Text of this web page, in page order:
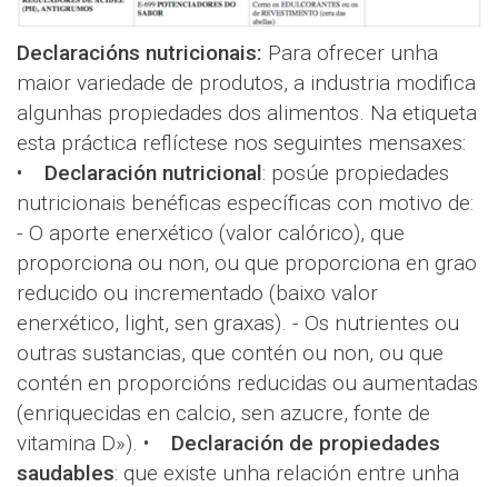
Declaracións nutricionais: Para ofrecer unha
maior variedade de produtos, a industria modifica
algunhas propiedades dos alimentos. Na etiqueta
esta práctica reflíctese nos seguintes mensaxes:
• Declaración nutricional: posúe propiedades
nutricionais benéficas específicas con motivo de:
- O aporte enerxético (valor calórico), que
proporciona ou non, ou que proporciona en grao
reducido ou incrementado (baixo valor
enerxético, light, sen graxas). - Os nutrientes ou
outras sustancias, que contén ou non, ou que
contén en proporcións reducidas ou aumentadas
(enriquecidas en calcio, sen azucre, fonte de
vitamina D»). •
Declaración de propiedades
saudables: que existe unha relación entre unha